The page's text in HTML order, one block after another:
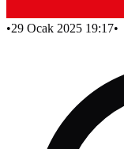
•29 Ocak 2025 19:17•